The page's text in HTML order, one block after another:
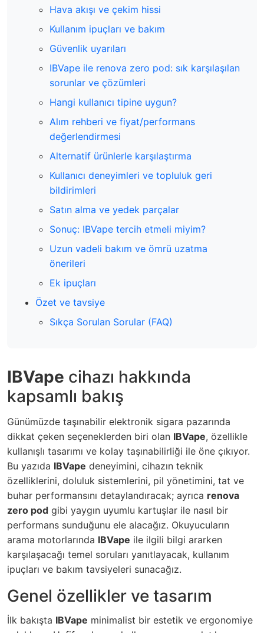
Hava akışı ve çekim hissi
Kullanım ipuçları ve bakım
Güvenlik uyarıları
IBVape ile renova zero pod: sık karşılaşılan
sorunlar ve çözümleri
Hangi kullanıcı tipine uygun?
Alım rehberi ve fiyat/performans
değerlendirmesi
Alternatif ürünlerle karşılaştırma
Kullanıcı deneyimleri ve topluluk geri
bildirimleri
Satın alma ve yedek parçalar
Sonuç: IBVape tercih etmeli miyim?
Uzun vadeli bakım ve ömrü uzatma
önerileri
Ek ipuçları
Özet ve tavsiye
Sıkça Sorulan Sorular (FAQ)
IBVape cihazı hakkında
kapsamlı bakış
Günümüzde taşınabilir elektronik sigara pazarında
dikkat çeken seçeneklerden biri olan IBVape, özellikle
kullanışlı tasarımı ve kolay taşınabilirliği ile öne çıkıyor.
Bu yazıda IBVape deneyimini, cihazın teknik
özelliklerini, doluluk sistemlerini, pil yönetimini, tat ve
buhar performansını detaylandıracak; ayrıca renova
zero pod gibi yaygın uyumlu kartuşlar ile nasıl bir
performans sunduğunu ele alacağız. Okuyucuların
arama motorlarında IBVape ile ilgili bilgi ararken
karşılaşacağı temel soruları yanıtlayacak, kullanım
ipuçları ve bakım tavsiyeleri sunacağız.
Genel özellikler ve tasarım
İlk bakışta IBVape minimalist bir estetik ve ergonomiye